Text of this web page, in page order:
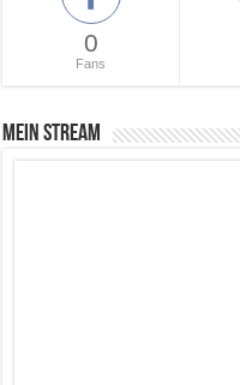
0
Fans
Mein Stream